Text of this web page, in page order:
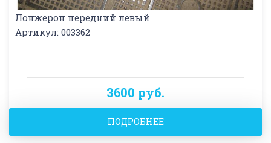
Лонжерон передний левый
Артикул: 003362
3600 руб.
ПОДРОБНЕЕ